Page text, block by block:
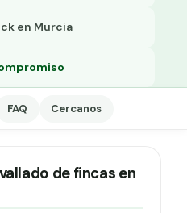
en Murcia
FAQ Cercanos
de fincas en